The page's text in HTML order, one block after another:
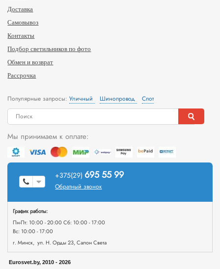
Доставка
Самовывоз
Контакты
Подбор светильников по фото
Обмен и возврат
Рассрочка
Популярные запросы:Уличный Шинопровод Спот
Мы принимаем к оплате:
+375(29) 695 55 99
Обратный звонок
График работы:
Пн-Пт: 10:00 - 20:00 Сб: 10:00 - 17:00
Вс: 10:00 - 17:00
г. Минск, ул. Н. Орды 23, Салон Света
Eurosvet.by, 2010 - 2026